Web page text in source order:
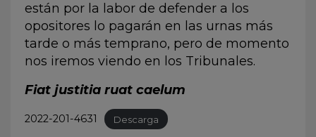
están por la labor de defender a los
opositores lo pagarán en las urnas más
tarde o más temprano, pero de momento
nos iremos viendo en los Tribunales.
Fiat justitia ruat caelum
2022-201-4631 Descarga